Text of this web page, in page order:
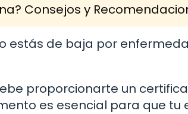
Consejos y
estás de baja por
proporcionarte un
es esencial para que tu